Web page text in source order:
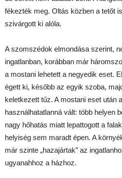
fékezték meg. Oltás közben a tetőt
szivárgott ki alóla.
A szomszédok elmondása szerint,
ingatlanban, korábban már
a mostani lehetett a negyedik eset.
égett ki, később az egyik szoba,
keletkezett tűz. A mostani eset után
használhatatlanná vált: több helyen
nagy hőhatás miatt lepattogott a
helyiség sem maradt épen. A
már szinte „hazajártak” az
ugyanahhoz a házhoz.